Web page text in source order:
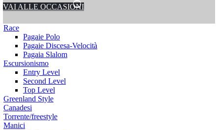
VAI ALLE OCCASIONI
Race
Pagaie Polo
Pagaie Discesa-Velocità
Pagaia Slalom
Escursionismo
Entry Level
Second Level
Top Level
Greenland Style
Canadesi
Torrente/freestyle
Manici